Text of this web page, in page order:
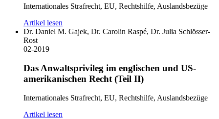
Internationales Strafrecht, EU, Rechtshilfe, Auslandsbezüge
Artikel lesen
Dr. Daniel M. Gajek, Dr. Carolin Raspé, Dr. Julia Schlösser-
Rost
02-2019
Das Anwaltsprivileg im englischen und US-
amerikanischen Recht (Teil II)
Internationales Strafrecht, EU, Rechtshilfe, Auslandsbezüge
Artikel lesen